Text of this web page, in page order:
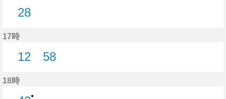
28
17時
12
58
18時
●